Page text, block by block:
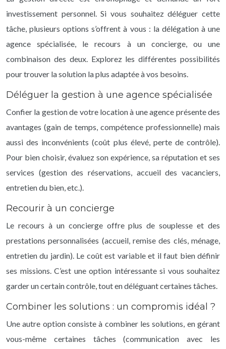
investissement personnel. Si vous souhaitez déléguer cette
tâche, plusieurs options s’offrent à vous : la délégation à une
agence spécialisée, le recours à un concierge, ou une
combinaison des deux. Explorez les différentes possibilités
pour trouver la solution la plus adaptée à vos besoins.
Déléguer la gestion à une agence spécialisée
Confier la gestion de votre location à une agence présente des
avantages (gain de temps, compétence professionnelle) mais
aussi des inconvénients (coût plus élevé, perte de contrôle).
Pour bien choisir, évaluez son expérience, sa réputation et ses
services (gestion des réservations, accueil des vacanciers,
entretien du bien, etc.).
Recourir à un concierge
Le recours à un concierge offre plus de souplesse et des
prestations personnalisées (accueil, remise des clés, ménage,
entretien du jardin). Le coût est variable et il faut bien définir
ses missions. C’est une option intéressante si vous souhaitez
garder un certain contrôle, tout en déléguant certaines tâches.
Combiner les solutions : un compromis idéal ?
Une autre option consiste à combiner les solutions, en gérant
vous-même certaines tâches (communication avec les